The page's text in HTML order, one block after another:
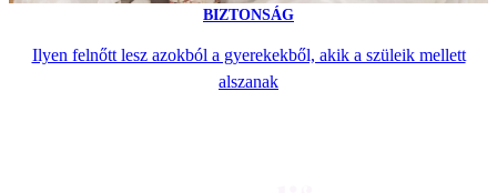
BIZTONSÁG
Ilyen felnőtt lesz azokból a gyerekekből, akik a szüleik mellett
alszanak